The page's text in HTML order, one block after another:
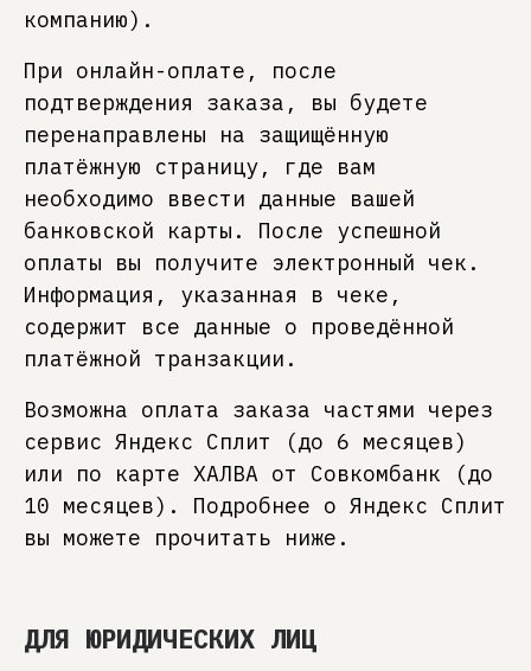
компанию).
При онлайн-оплате, после
подтверждения заказа, вы будете
перенаправлены на защищённую
платёжную страницу, где вам
необходимо ввести данные вашей
банковской карты. После успешной
оплаты вы получите электронный чек.
Информация, указанная в чеке,
содержит все данные о проведённой
платёжной транзакции.
Возможна оплата заказа частями через
сервис Яндекс Сплит (до 6 месяцев)
или по карте ХАЛВА от Совкомбанк (до
10 месяцев). Подробнее о Яндекс Сплит
вы можете прочитать ниже.
ДЛЯ ЮРИДИЧЕСКИХ ЛИЦ